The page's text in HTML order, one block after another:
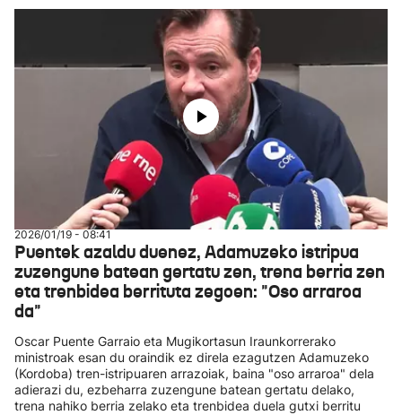
2026/01/19 - 08:41
Puentek azaldu duenez, Adamuzeko istripua
zuzengune batean gertatu zen, trena berria zen
eta trenbidea berrituta zegoen: "Oso arraroa
da"
Oscar Puente Garraio eta Mugikortasun Iraunkorrerako
ministroak esan du oraindik ez direla ezagutzen Adamuzeko
(Kordoba) tren-istripuaren arrazoiak, baina "oso arraroa" dela
adierazi du, ezbeharra zuzengune batean gertatu delako,
trena nahiko berria zelako eta trenbidea duela gutxi berritu